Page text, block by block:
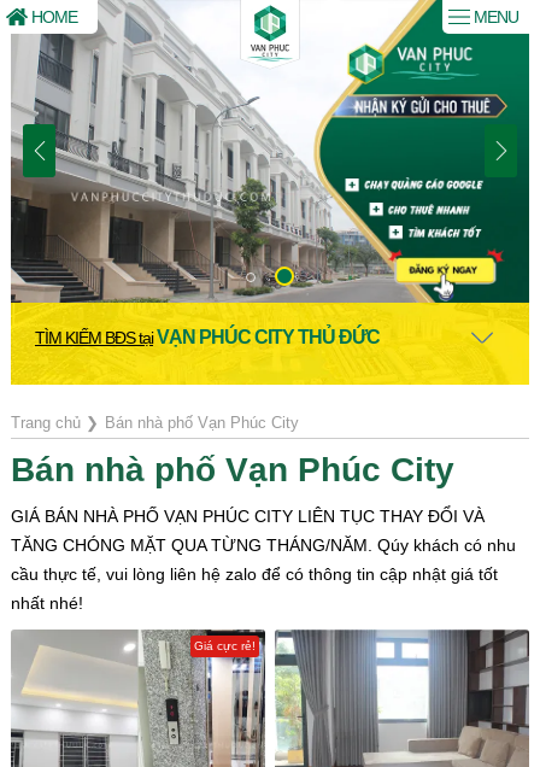
TÌM KIẾM BĐS tạiVẠN PHÚC CITY THỦ ĐỨC
Trang chủ❯ Bán nhà phố Vạn Phúc City
Bán nhà phố Vạn Phúc City
GIÁ BÁN NHÀ PHỐ VẠN PHÚC CITY LIÊN TỤC THAY ĐỔI VÀ
TĂNG CHÓNG MẶT QUA TỪNG THÁNG/NĂM. Qúy khách có nhu
cầu thực tế, vui lòng liên hệ zalo để có thông tin cập nhật giá tốt
nhất nhé!
Giá cực rẻ!
HOME MENU